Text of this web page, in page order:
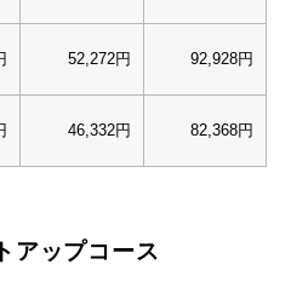
52,272円 92,928円
46,332円 82,368円
アップコース